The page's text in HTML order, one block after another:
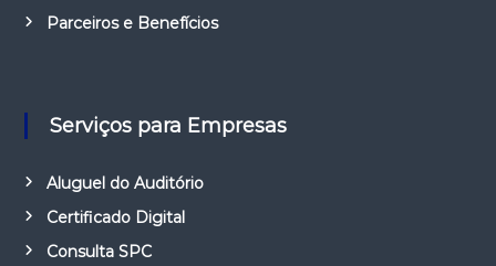
Parceiros e Benefícios
Serviços para Empresas
Aluguel do Auditório
Certificado Digital
Consulta SPC